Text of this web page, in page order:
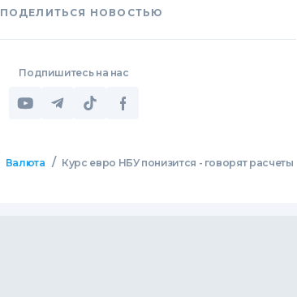
ПОДЕЛИТЬСЯ НОВОСТЬЮ
Подпишитесь на нас
Валюта / Курс евро НБУ понизится - говорят расчеты